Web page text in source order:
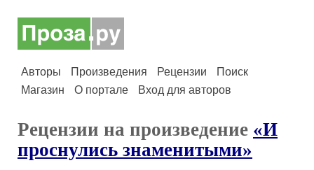
Авторы Произведения Рецензии
Поиск
Магазин
О портале Вход для авторов
Рецензии на произведение «И
проснулись знаменитыми»